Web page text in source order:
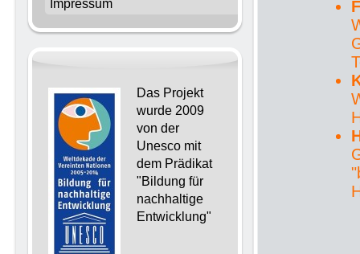
Impressum
Das Projekt
wurde 2009
von der
Unesco mit
dem Prädikat
"Bildung für
nachhaltige
Entwicklung"